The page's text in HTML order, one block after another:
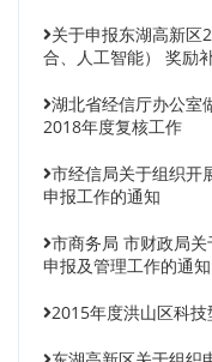
关于申报东湖高新区
合、人工智能） 奖励
湖北省经信厅办公室
2018年度复核工作
市经信局关于组织开
申报工作的通知
市商务局 市财政局
申报及管理工作的通
2015年度洪山区科